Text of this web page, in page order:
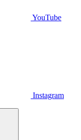
YouTube
Instagram